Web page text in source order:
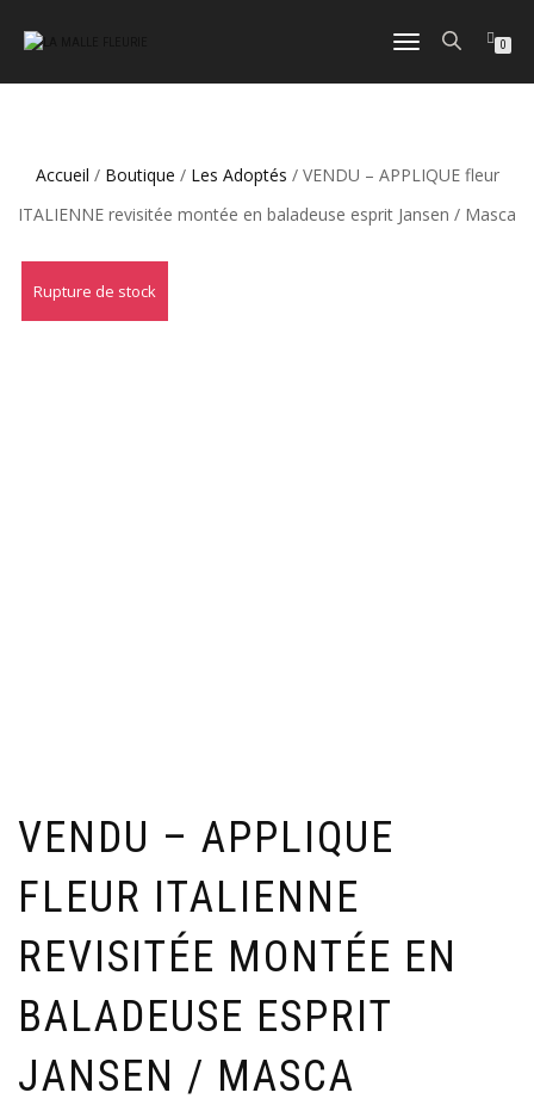
DÉPLIER
NAVIGATION
0
Accueil / Boutique / Les Adoptés / VENDU – APPLIQUE fleur
ITALIENNE revisitée montée en baladeuse esprit Jansen / Masca
Rupture de stock
VENDU – APPLIQUE
FLEUR ITALIENNE
REVISITÉE MONTÉE EN
BALADEUSE ESPRIT
JANSEN / MASCA